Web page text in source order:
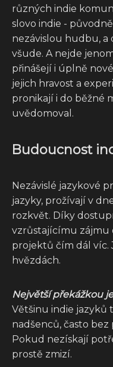
různých indie
slovo indie -
nezávislou hudbu, a
všude. A nejde
přinášejí i úplně
jejich hravost a
pronikají i do běžné
uvědomoval.
Budoucnost
Nezávislé jazykové
jazyky, prožívají v
rozkvět. Díky
vzrůstajícímu zájmu
projektů čím dál víc.
hvězdách.
Největší překážkou
Většinu indie jazyků
nadšenců, často
Pokud nezískají
prostě zmizí.